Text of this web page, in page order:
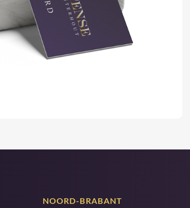
NOORD-BRABANT